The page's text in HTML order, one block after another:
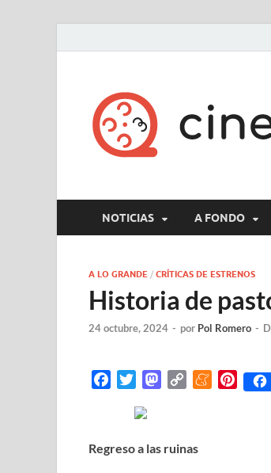
NOTICIAS A FONDO
A LO GRANDE / CRÍTICAS DE ESTRENOS
Historia de
24 octubre, 2024 - por Pol Romero -
b
i
t
M
o
L
M
P
Regreso a las ruinas